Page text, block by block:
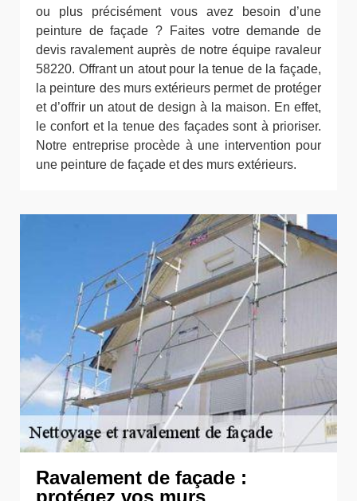
ou plus précisément vous avez besoin d’une
peinture de façade ? Faites votre demande de
devis ravalement auprès de notre équipe ravaleur
58220. Offrant un atout pour la tenue de la façade,
la peinture des murs extérieurs permet de protéger
et d’offrir un atout de design à la maison. En effet,
le confort et la tenue des façades sont à prioriser.
Notre entreprise procède à une intervention pour
une peinture de façade et des murs extérieurs.
Ravalement de façade :
protégez vos murs